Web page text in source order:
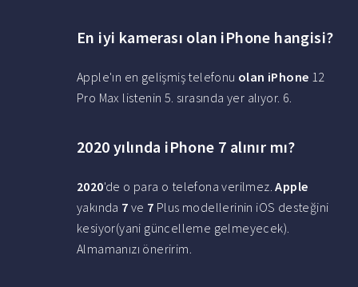
En iyi kamerası olan iPhone hangisi?
Apple'ın en gelişmiş telefonu olan iPhone 12
Pro Max listenin 5. sırasında yer alıyor. 6.
2020 yılında iPhone 7 alınır mı?
2020'de o para o telefona verilmez.Apple
yakında 7 ve 7 Plus modellerinin iOS desteğini
kesiyor(yani güncelleme gelmeyecek).
Almamanızı öneririm.